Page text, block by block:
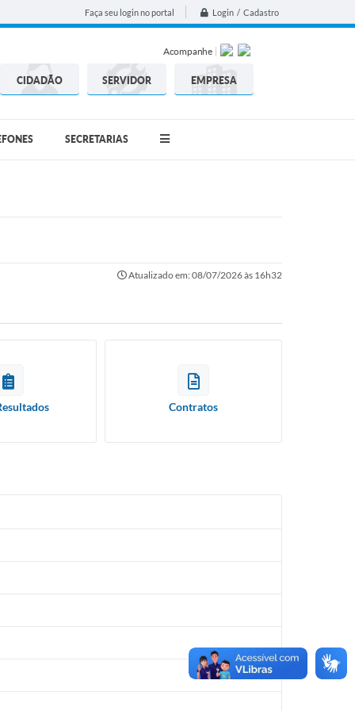
Faça seu login no portal Login / Cadastro
Acompanhe
CIDADÃO SERVIDOR EMPRESA
SECRETARIAS
Atualizado em: 08/07/2026 às 16h32
Contratos